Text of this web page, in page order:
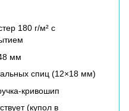
180 г/м² с
мм
спиц (12×18 мм)
кривошип
(купол в